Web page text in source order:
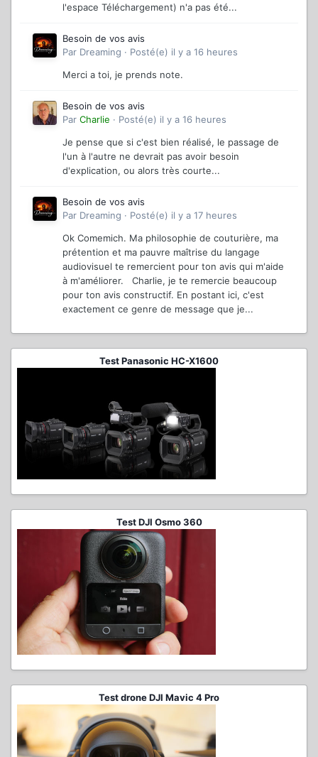
l'espace Téléchargement) n'a pas été...
Besoin de vos avis
Par Dreaming · Posté(e) il y a 16 heures
Merci a toi, je prends note.
Besoin de vos avis
Par Charlie · Posté(e) il y a 16 heures
Je pense que si c'est bien réalisé, le passage de
l'un à l'autre ne devrait pas avoir besoin
d'explication, ou alors très courte...
Besoin de vos avis
Par Dreaming · Posté(e) il y a 17 heures
Ok Comemich. Ma philosophie de couturière, ma
prétention et ma pauvre maîtrise du langage
audiovisuel te remercient pour ton avis qui m'aide
à m'améliorer. Charlie, je te remercie beaucoup
pour ton avis constructif. En postant ici, c'est
exactement ce genre de message que je...
Test Panasonic HC-X1600
Test DJI Osmo 360
Test drone DJI Mavic 4 Pro